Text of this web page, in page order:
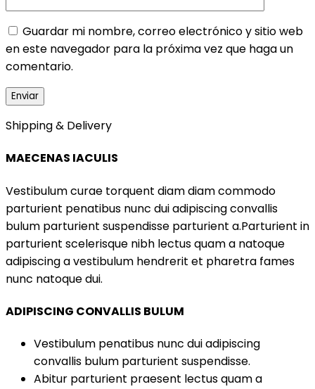
Guardar mi nombre, correo electrónico y sitio web
en este navegador para la próxima vez que haga un
comentario.
Shipping & Delivery
MAECENAS IACULIS
Vestibulum curae torquent diam diam commodo
parturient penatibus nunc dui adipiscing convallis
bulum parturient suspendisse parturient a.Parturient in
parturient scelerisque nibh lectus quam a natoque
adipiscing a vestibulum hendrerit et pharetra fames
nunc natoque dui.
ADIPISCING CONVALLIS BULUM
Vestibulum penatibus nunc dui adipiscing
convallis bulum parturient suspendisse.
Abitur parturient praesent lectus quam a